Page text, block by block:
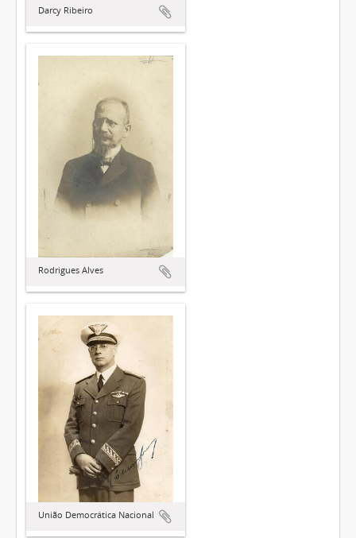
Darcy Ribeiro
Rodrigues Alves
União Democrática Nacional